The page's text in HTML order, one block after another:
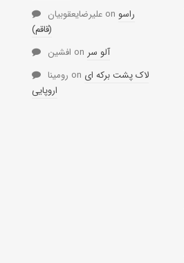
علیرضایعقوبیان on راسو
(قاقم)
افشین on آلو سر
رومینا on لاک پشت برکه ای
اروپایی